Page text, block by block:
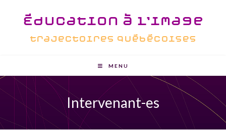
Éducation à l'image
trajectoires québécoises
MENU
Intervenant-es